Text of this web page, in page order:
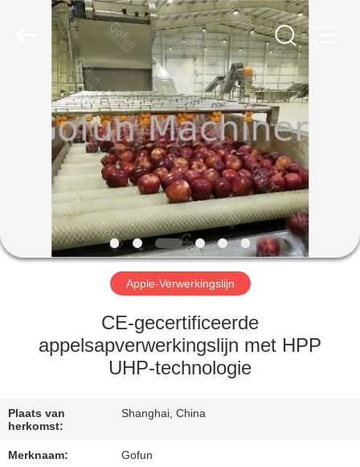
HUIS
PRODUCTEN
VIDEOS
VR-
SHOW
ONGEVEER
ONS
Apple-Verwerkingslijn
CE-gecertificeerde
appelsapverwerkingslijn met HPP
UHP-technologie
Plaats van
herkomst:
Shanghai, China
Merknaam: Gofun